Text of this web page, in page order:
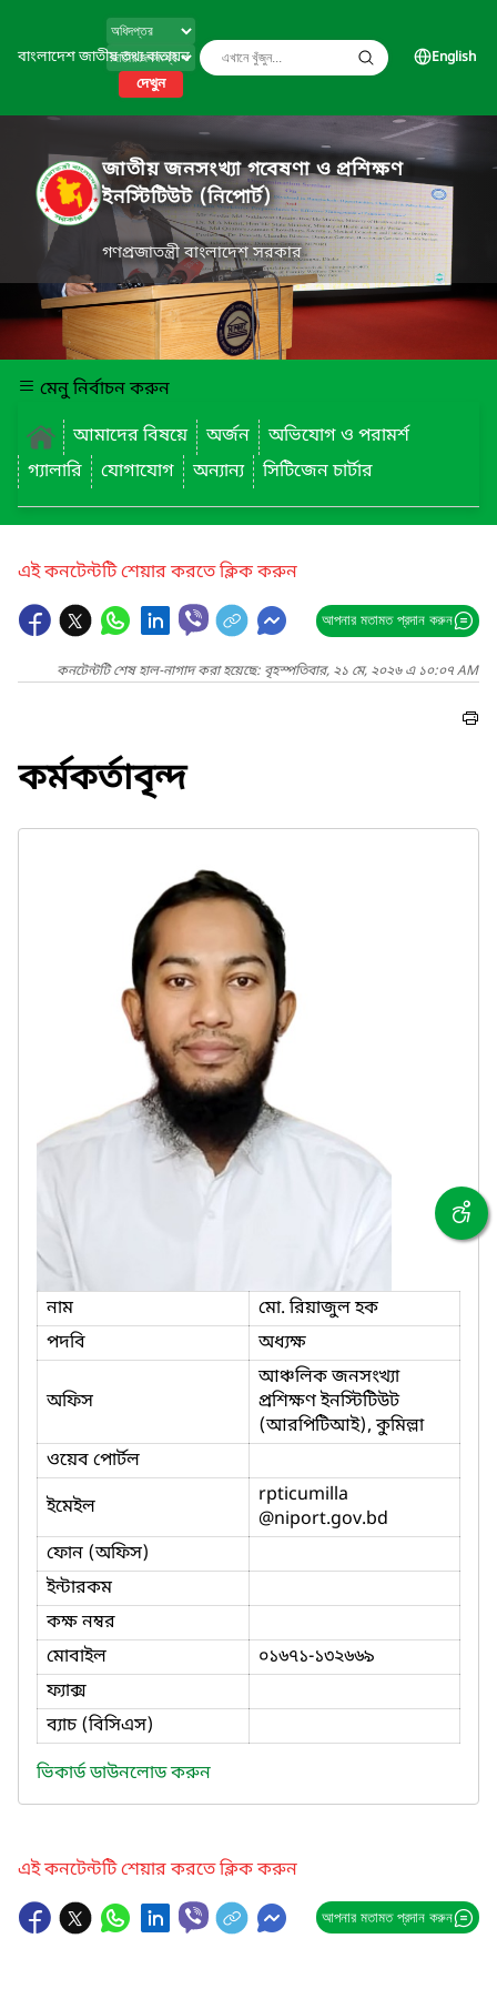
বাংলাদেশ জাতীয় তথ্য বাতায়ন
দেখুন
English
জাতীয় জনসংখ্যা গবেষণা ও প্রশিক্ষণ
ইনস্টিটিউট (নিপোর্ট)
গণপ্রজাতন্ত্রী বাংলাদেশ সরকার
মেনু নির্বাচন করুন
আমাদের বিষয়ে
অর্জন
অভিযোগ ও পরামর্শ
গ্যালারি
যোগাযোগ অন্যান্য সিটিজেন চার্টার
এই কনটেন্টটি শেয়ার করতে ক্লিক করুন
আপনার মতামত প্রদান করুন
কনটেন্টটি শেষ হাল-নাগাদ করা হয়েছে: বৃহস্পতিবার, ২১ মে, ২০২৬ এ ১০:০৭ AM
কর্মকর্তাবৃন্দ
নাম
মো. রিয়াজুল হক
পদবি
অধ্যক্ষ
অফিস
আঞ্চলিক জনসংখ্যা
প্রশিক্ষণ ইনস্টিটিউট
(আরপিটিআই), কুমিল্লা
ওয়েব পোর্টল
ইমেইল
rpticumilla
@niport.gov.bd
ফোন (অফিস)
ইন্টারকম
কক্ষ নম্বর
মোবাইল
০১৬৭১-১৩২৬৬৯
ফ্যাক্স
ব্যাচ (বিসিএস)
ভিকার্ড ডাউনলোড করুন
এই কনটেন্টটি শেয়ার করতে ক্লিক করুন
আপনার মতামত প্রদান করুন